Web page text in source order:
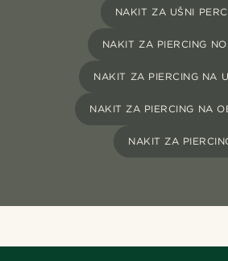
NAKIT ZA UŠNI
NAKIT ZA PIERCING
NAKIT ZA PIERCING NA
NAKIT ZA PIERCING NA
NAKIT ZA